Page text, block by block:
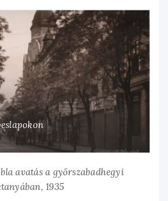
avatás a győrszabadhegyi
1935